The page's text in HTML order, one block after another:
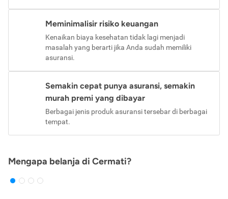
Meminimalisir risiko keuangan
Kenaikan biaya kesehatan tidak lagi menjadi
masalah yang berarti jika Anda sudah memiliki
asuransi.
Semakin cepat punya asuransi, semakin
murah premi yang dibayar
Berbagai jenis produk asuransi tersebar di berbagai
tempat.
Mengapa belanja di Cermati?